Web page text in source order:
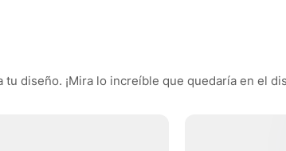
diseño. ¡Mira lo increíble que quedaría en el